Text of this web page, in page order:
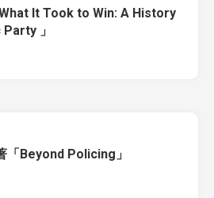
It Took to Win: A History
」
Beyond Policing」